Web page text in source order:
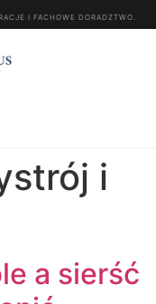
I FACHOWE DORADZTWO.
i
a sierść